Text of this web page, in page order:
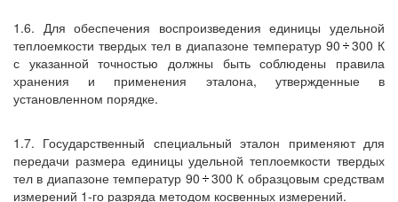
1.6. Для обеспечения воспроизведения единицы удельной
теплоемкости твердых тел в диапазоне температур 90
300 К
с указанной точностью должны быть соблюдены правила
хранения и применения эталона, утвержденные в
установленном порядке.
1.7. Государственный специальный эталон применяют для
передачи размера единицы удельной теплоемкости твердых
тел в диапазоне температур 90
300 К образцовым средствам
измерений 1-го разряда методом косвенных измерений.